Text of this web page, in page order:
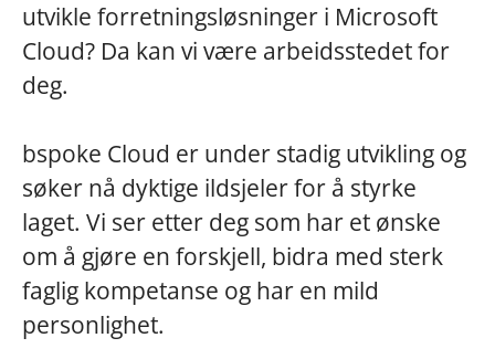
utvikle forretningsløsninger i Microsoft
Cloud? Da kan vi være arbeidsstedet for
deg.
bspoke Cloud er under stadig utvikling og
søker nå dyktige ildsjeler for å styrke
laget. Vi ser etter deg som har et ønske
om å gjøre en forskjell, bidra med sterk
faglig kompetanse og har en mild
personlighet.